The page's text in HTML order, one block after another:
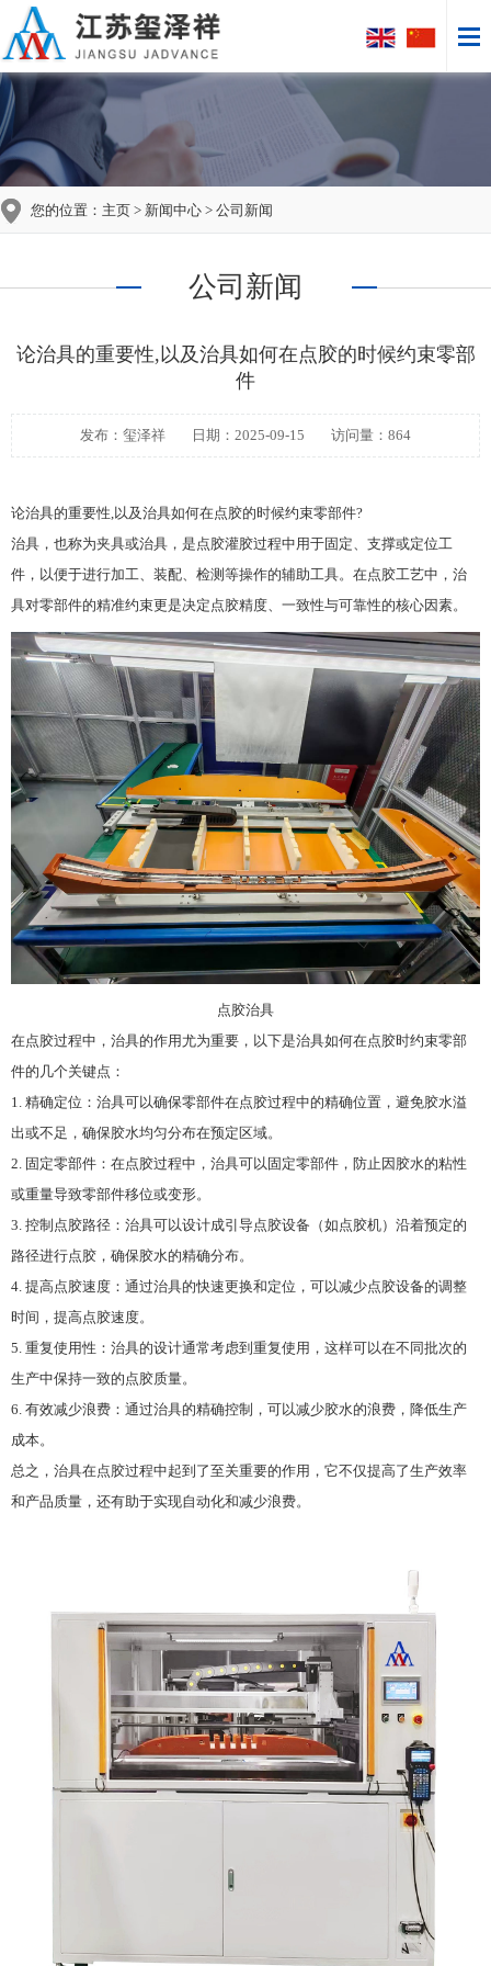
您的位置： 主页 > 新闻中心 > 公司新闻
公司新闻
论治具的重要性,以及治具如何在点胶的时候约束零部
件
发布：玺泽祥 日期：2025-09-15 访问量：864
论治具的重要性,以及治具如何在点胶的时候约束零部件?
治具，也称为夹具或治具，是点胶灌胶过程中用于固定、支撑或定位工
件，以便于进行加工、装配、检测等操作的辅助工具。在点胶工艺中，治
具对零部件的精准约束更是决定点胶精度、一致性与可靠性的核心因素。
点胶治具
在点胶过程中，治具的作用尤为重要，以下是治具如何在点胶时约束零部
件的几个关键点：
1. 精确定位：治具可以确保零部件在点胶过程中的精确位置，避免胶水溢
出或不足，确保胶水均匀分布在预定区域。
2. 固定零部件：在点胶过程中，治具可以固定零部件，防止因胶水的粘性
或重量导致零部件移位或变形。
3. 控制点胶路径：治具可以设计成引导点胶设备（如点胶机）沿着预定的
路径进行点胶，确保胶水的精确分布。
4. 提高点胶速度：通过治具的快速更换和定位，可以减少点胶设备的调整
时间，提高点胶速度。
5. 重复使用性：治具的设计通常考虑到重复使用，这样可以在不同批次的
生产中保持一致的点胶质量。
6. 有效减少浪费：通过治具的精确控制，可以减少胶水的浪费，降低生产
成本。
总之，治具在点胶过程中起到了至关重要的作用，它不仅提高了生产效率
和产品质量，还有助于实现自动化和减少浪费。